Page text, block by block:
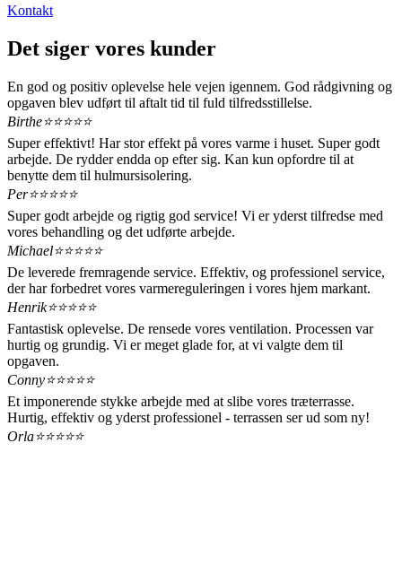
Kontakt
Det siger vores kunder
En god og positiv oplevelse hele vejen igennem. God rådgivning og
opgaven blev udført til aftalt tid til fuld tilfredsstillelse.
Birthe⭐️⭐️⭐️⭐️⭐️
Super effektivt! Har stor effekt på vores varme i huset. Super godt
arbejde. De rydder endda op efter sig. Kan kun opfordre til at
benytte dem til hulmursisolering.
Per⭐️⭐️⭐️⭐️⭐️
Super godt arbejde og rigtig god service! Vi er yderst tilfredse med
vores behandling og det udførte arbejde.
Michael⭐️⭐️⭐️⭐️⭐️
De leverede fremragende service. Effektiv, og professionel service,
der har forbedret vores varmereguleringen i vores hjem markant.
Henrik⭐️⭐️⭐️⭐️⭐️
Fantastisk oplevelse. De rensede vores ventilation. Processen var
hurtig og grundig. Vi er meget glade for, at vi valgte dem til
opgaven.
Conny⭐️⭐️⭐️⭐️⭐️
Et imponerende stykke arbejde med at slibe vores træterrasse.
Hurtig, effektiv og yderst professionel - terrassen ser ud som ny!
Orla⭐️⭐️⭐️⭐️⭐️